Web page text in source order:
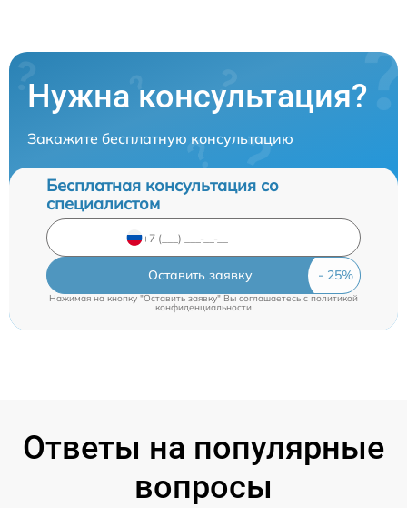
Нужна консультация?
Закажите бесплатную консультацию
Бесплатная консультация со
специалистом
Оставить заявку
Нажимая на кнопку "Оставить заявку" Вы соглашаетесь c политикой
конфиденциальности
Ответы на популярные
вопросы